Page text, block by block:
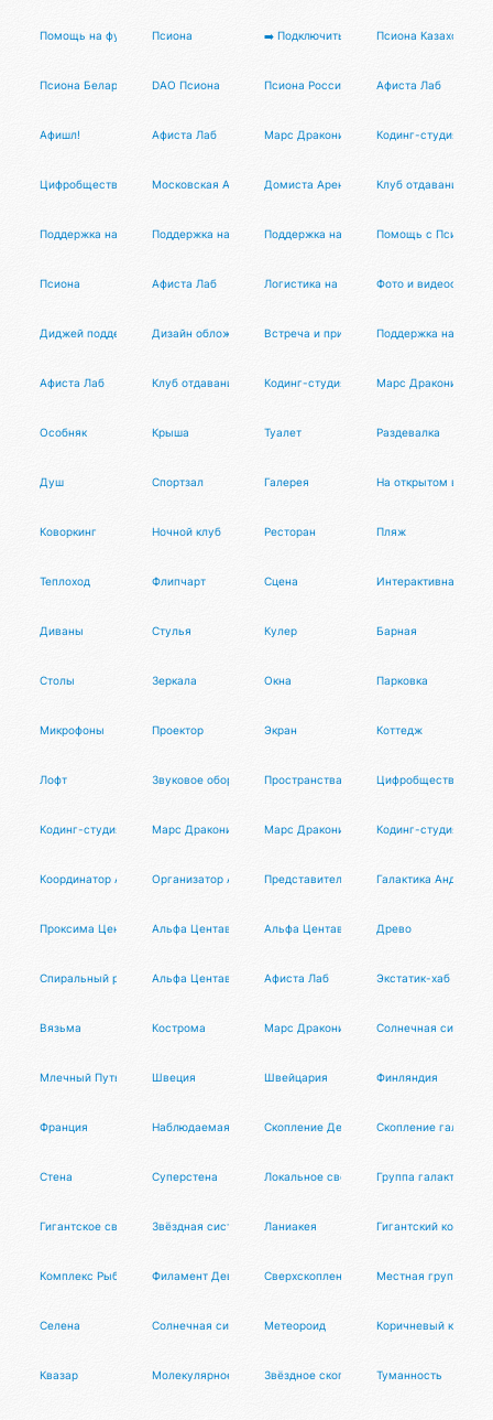
Помощь на фуршетеПсиона ➡️ Подключить юрисдикцию ⬅️
Псиона Казахстан
Псиона Беларусь DAO Псиона Псиона Россия Афиста Лаб
Афишл! Афиста Лаб Марс Драконис Кодинг-студия
Цифробщество Московская Афиста Домиста Аренда Клуб отдавания
Поддержка на спорт-клубахПоддержка на вебинарахПоддержка на барбекюПомощь с Псионой
Псиона Афиста Лаб Логистика на мероприятииФото и видеосъемка
Диджей поддержки Дизайн обложек Встреча и приём билетовПоддержка на
Афиста Лаб Клуб отдавания ОмистаКодинг-студия МагнаторМарс Драконис
Особняк Крыша Туалет Раздевалка
Душ Спортзал Галерея На открытом
Коворкинг Ночной клуб Ресторан Пляж
Теплоход Флипчарт Сцена Интерактивная
Диваны Стулья Кулер Барная
Столы Зеркала Окна Парковка
Микрофоны Проектор Экран Коттедж
Лофт Звуковое оборудованиеПространства АфистаЦифробщество
Кодинг-студия МагнаторМарс Драконис Марс Драконис Кодинг-студия
Координатор АфистаОрганизатор АфистаПредставительство Афиста
Галактика
Проксима Центавра (Альфа Центавра C)
Альфа Центавра B (Толиман)Альфа Центавра A (Ригель Кентаурус)
Древо
Спиральный рукав Альфа Центавра Афиста Лаб Экстатик-хаб
Вязьма Кострома Марс Драконис Солнечная система
Млечный Путь Швеция Швейцария Финляндия
Франция Наблюдаемая ВселеннаяСкопление Девы Скопление галактик
Стена Суперстена Локальное сверхскоплениеГруппа галактик
Гигантское сверхскоплениеЗвёздная система / Астрон
Ланиакея Гигантский
Комплекс Рыб-Кита Филамент Девы Сверхскопление ДевыМестная группа
Селена Солнечная система Метеороид Коричневый карлик
Квазар Молекулярное облакоЗвёздное скоплениеТуманность